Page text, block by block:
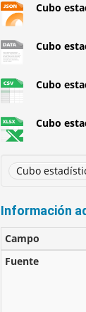
Cubo
Cubo
Cubo
Cubo
Cubo
Información
Campo
Fuente